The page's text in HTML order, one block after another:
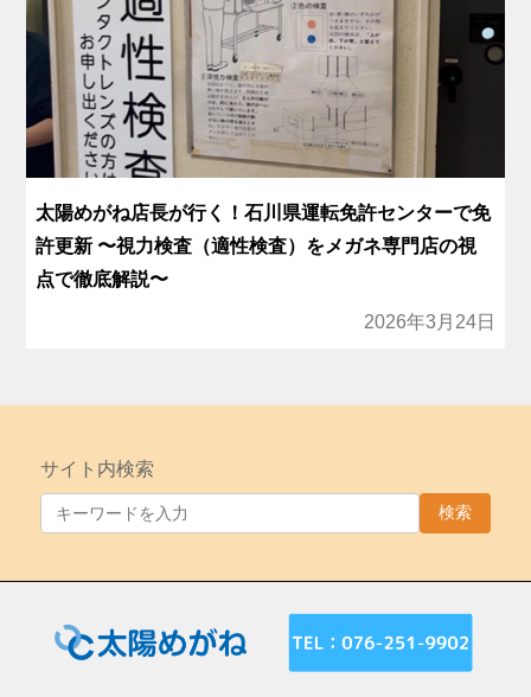
太陽めがね店長が行く！石川県運転免許センターで免
許更新 〜視力検査（適性検査）をメガネ専門店の視
点で徹底解説〜
2026年3月24日
サイト内検索
検索